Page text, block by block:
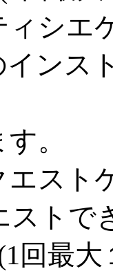
ケー
インス
。
ケー
ストで
回最大